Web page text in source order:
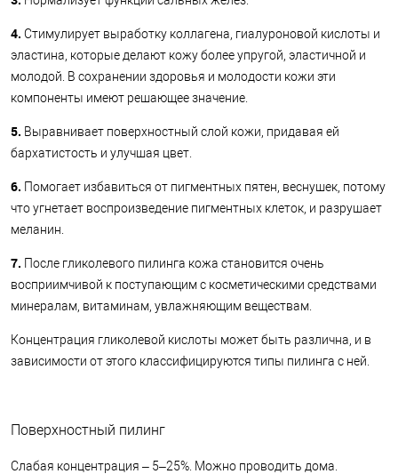
4. Стимулирует выработку коллагена, гиалуроновой кислоты и
эластина, которые делают кожу более упругой, эластичной и
молодой. В сохранении здоровья и молодости кожи эти
компоненты имеют решающее значение.
5. Выравнивает поверхностный слой кожи, придавая ей
бархатистость и улучшая цвет.
6. Помогает избавиться от пигментных пятен, веснушек, потому
что угнетает воспроизведение пигментных клеток, и разрушает
меланин.
7. После гликолевого пилинга кожа становится очень
восприимчивой к поступающим с косметическими средствами
минералам, витаминам, увлажняющим веществам.
Концентрация гликолевой кислоты может быть различна, и в
зависимости от этого классифицируются типы пилинга с ней.
Поверхностный пилинг
Слабая концентрация – 5–25%. Можно проводить дома.